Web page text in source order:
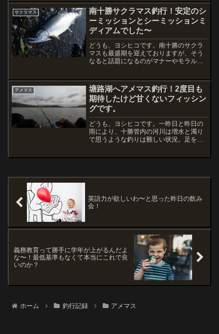
があったのか調べてなくて、連日のプラ
ス気温がそのまま続く...
サクラマス
南十勝サクラマス釣行！安定のシ
ーミッションとシーミッションミ
ディアムでした〜
どうも、ヨシヒコです。南十勝のサクラ
マスも最盛期を迎えておりますが、そう
なると話題になるのがマナーやモラル。
常態化してる。それを見て新規に始めら
れた方はどう思うか？それ...
アメマス
塘路湖へアメマス釣行！2度目も
期待したけど甘くないフィッシン
グです。
どうも、ヨシヒコです。一昨日と昨日の
雨により、十勝管内の河川は増水と濁り
で思うような釣りは難しい状況。足を伸
英語力が欲しいわ〜と思った昨日の飲み
会！
義務教育って勝手に学年が上がるんだよ
な〜！最低基準もなくて本当にこれで良
いのか？
ホーム 釣行記録 アメマス